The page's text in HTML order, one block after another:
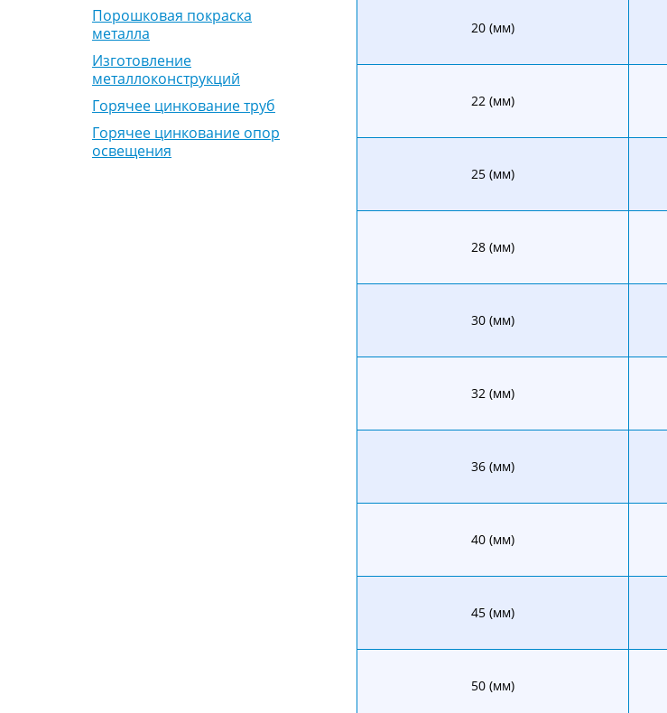
Порошковая покраска
металла
Изготовление
металлоконструкций
Горячее цинкование труб
Горячее цинкование опор
освещения
20 (мм)
22 (мм)
25 (мм)
28 (мм)
30 (мм)
32 (мм)
36 (мм)
40 (мм)
45 (мм)
50 (мм)